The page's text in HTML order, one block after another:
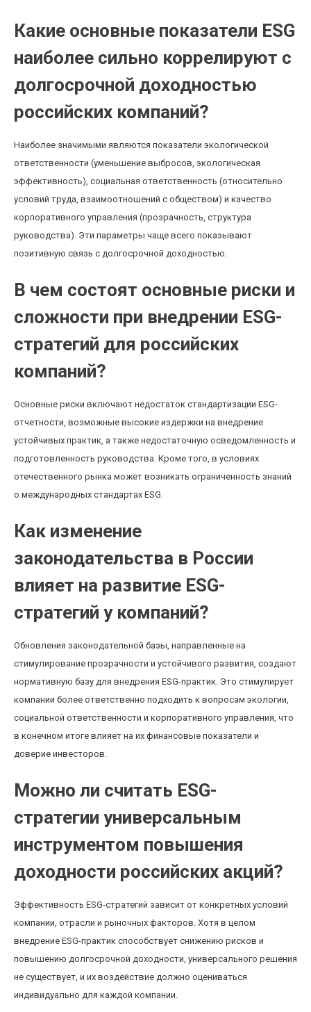
Какие основные показатели ESG
наиболее сильно коррелируют с
долгосрочной доходностью
российских компаний?
Наиболее значимыми являются показатели экологической
ответственности (уменьшение выбросов, экологическая
эффективность), социальная ответственность (относительно
условий труда, взаимоотношений с обществом) и качество
корпоративного управления (прозрачность, структура
руководства). Эти параметры чаще всего показывают
позитивную связь с долгосрочной доходностью.
В чем состоят основные риски и
сложности при внедрении ESG-
стратегий для российских
компаний?
Основные риски включают недостаток стандартизации ESG-
отчетности, возможные высокие издержки на внедрение
устойчивых практик, а также недостаточную осведомленность и
подготовленность руководства. Кроме того, в условиях
отечественного рынка может возникать ограниченность знаний
о международных стандартах ESG.
Как изменение
законодательства в России
влияет на развитие ESG-
стратегий у компаний?
Обновления законодательной базы, направленные на
стимулирование прозрачности и устойчивого развития, создают
нормативную базу для внедрения ESG-практик. Это стимулирует
компании более ответственно подходить к вопросам экологии,
социальной ответственности и корпоративного управления, что
в конечном итоге влияет на их финансовые показатели и
доверие инвесторов.
Можно ли считать ESG-
стратегии универсальным
инструментом повышения
доходности российских акций?
Эффективность ESG-стратегий зависит от конкретных условий
компании, отрасли и рыночных факторов. Хотя в целом
внедрение ESG-практик способствует снижению рисков и
повышению долгосрочной доходности, универсального решения
не существует, и их воздействие должно оцениваться
индивидуально для каждой компании.